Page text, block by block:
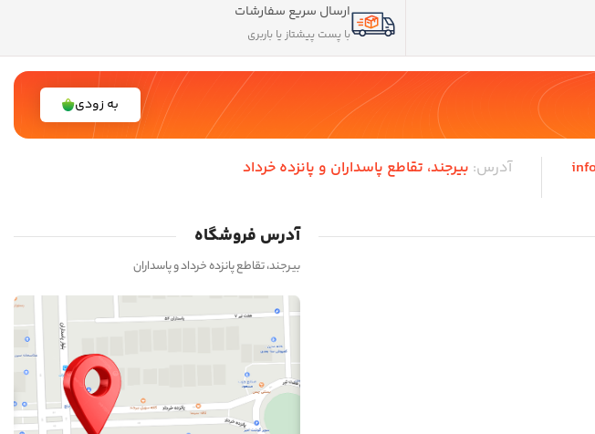
ارسال سریع سفارشات
با پست پیشتاز یا باربری
به زودی
آدرس: بیرجند،‌ تقاطع پاسداران و پانزده خرداد
آدرس فروشگاه
بیرجند، تقاطع پانزده خرداد و پاسداران